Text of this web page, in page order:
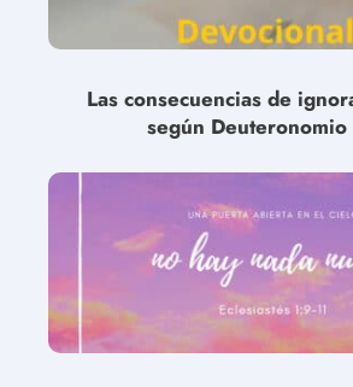
Las consecuencias de
según Deuteronomio